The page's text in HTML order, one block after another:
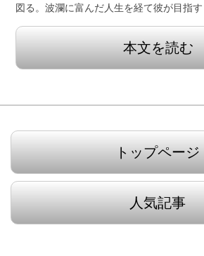
図る。波瀾に富んだ人生を経て彼が目指す
本文を読む
トップページ
人気記事